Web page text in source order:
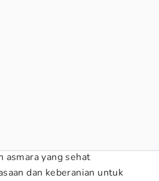
asmara yang sehat
dan keberanian untuk